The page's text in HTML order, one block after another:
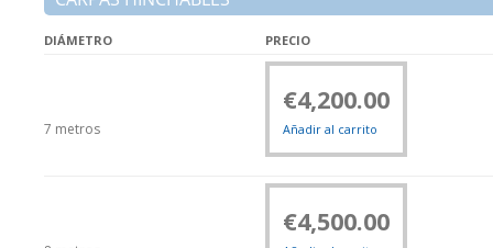
DIÁMETRO PRECIO
7 metros
€4,200.00
Añadir al carrito
€4,500.00